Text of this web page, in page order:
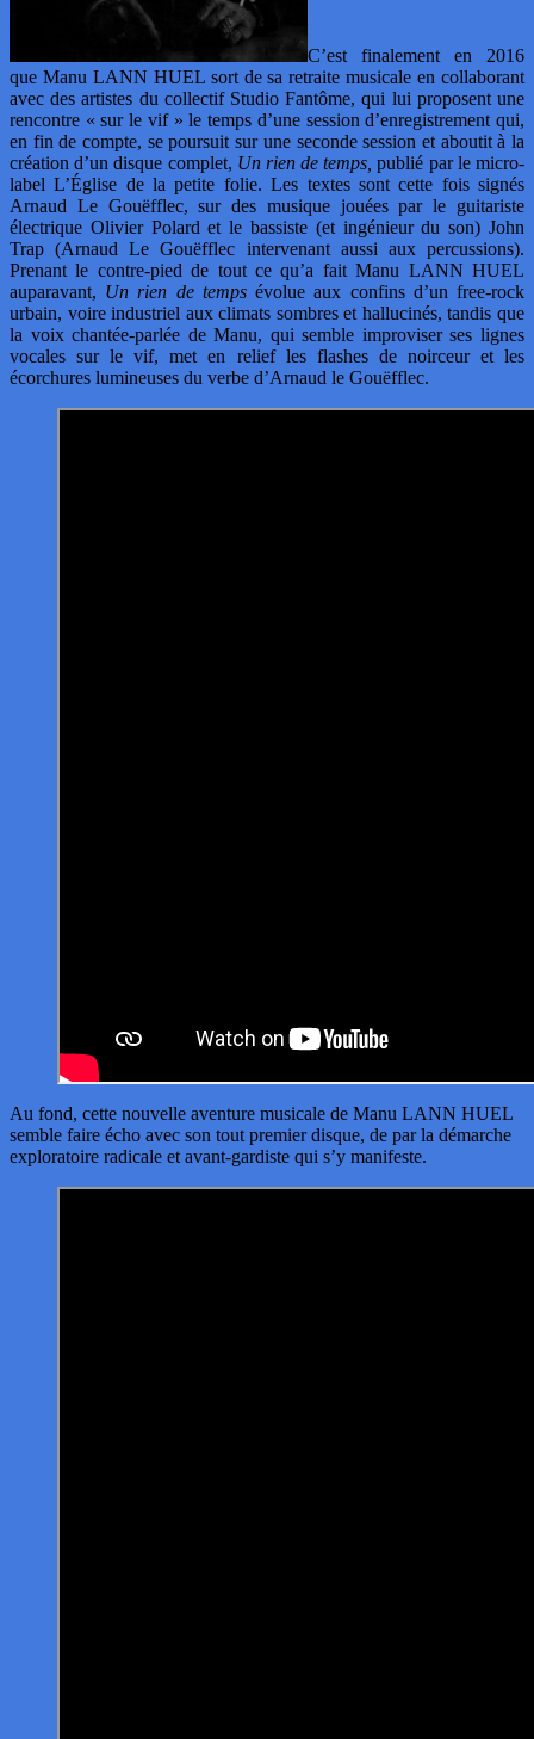
C’est finalement en 2016
que Manu LANN HUEL sort de sa retraite musicale en collaborant
avec des artistes du collectif Studio Fantôme, qui lui proposent une
rencontre « sur le vif » le temps d’une session d’enregistrement qui,
en fin de compte, se poursuit sur une seconde session et aboutit à la
création d’un disque complet, Un rien de temps, publié par le micro-
label L’Église de la petite folie. Les textes sont cette fois signés
Arnaud Le Gouëfflec, sur des musique jouées par le guitariste
électrique Olivier Polard et le bassiste (et ingénieur du son) John
Trap (Arnaud Le Gouëfflec intervenant aussi aux percussions).
Prenant le contre-pied de tout ce qu’a fait Manu LANN HUEL
auparavant, Un rien de tempsévolue aux confins d’un free-rock
urbain, voire industriel aux climats sombres et hallucinés, tandis que
la voix chantée-parlée de Manu, qui semble improviser ses lignes
vocales sur le vif, met en relief les flashes de noirceur et les
écorchures lumineuses du verbe d’Arnaud le Gouëfflec.
Au fond, cette nouvelle aventure musicale de Manu LANN HUEL
semble faire écho avec son tout premier disque, de par la démarche
exploratoire radicale et avant-gardiste qui s’y manifeste.